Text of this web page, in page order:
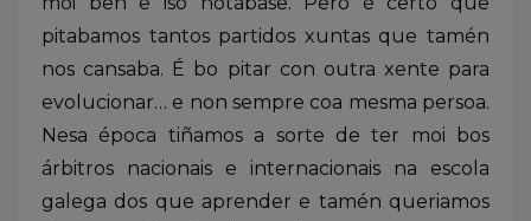
pitabamos tantos partidos xuntas que tamén
nos cansaba. É bo pitar con outra xente para
evolucionar… e non sempre coa mesma persoa.
Nesa época tiñamos a sorte de ter moi bos
árbitros nacionais e internacionais na escola
galega dos que aprender e tamén queriamos